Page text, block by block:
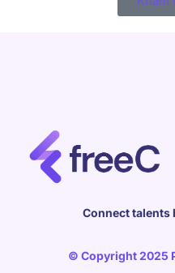
Connect talents
© Copyright 2025